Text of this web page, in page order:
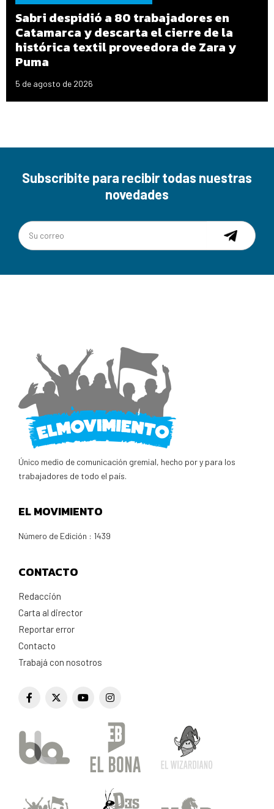
Sabri despidió a 80 trabajadores en
Catamarca y descarta el cierre de la
histórica textil proveedora de Zara y
Puma
5 de agosto de 2026
Subscribite para recibir todas nuestras
novedades
Único medio de comunicación gremial, hecho por y para los
trabajadores de todo el país.
EL MOVIMIENTO
Número de Edición : 1439
CONTACTO
Redacción
Carta al director
Reportar error
Contacto
Trabajá con nosotros